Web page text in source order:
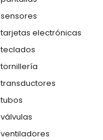
sensores
tarjetas electrónicas
teclados
tornillería
transductores
tubos
válvulas
ventiladores